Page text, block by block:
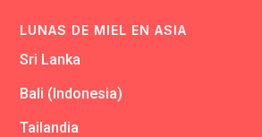
LUNAS DE MIEL EN ASIA
Sri Lanka
Bali (Indonesia)
Tailandia